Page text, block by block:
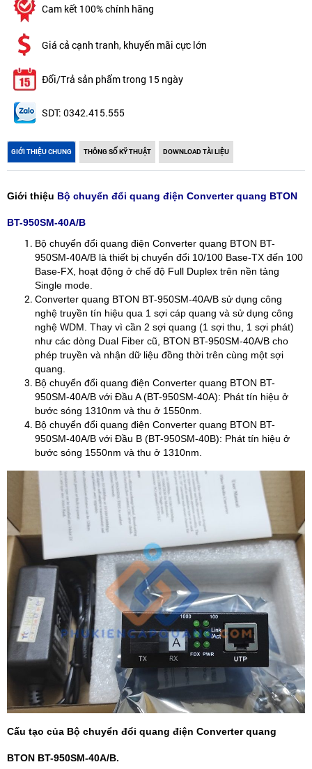
Cam kết 100% chính hãng
Giá cả cạnh tranh, khuyến mãi cực lớn
Đổi/Trả sản phẩm trong 15 ngày
SDT: 0342.415.555
GIỚI THIỆU CHUNG THÔNG SỐ KỸ THUẬT DOWNLOAD TÀI LIỆU
Giới thiệu Bộ chuyển đổi quang điện Converter quang BTON
BT-950SM-40A/B
Bộ chuyển đổi quang điện Converter quang BTON BT-
950SM-40A/B là thiết bị chuyển đổi 10/100 Base-TX đến 100
Base-FX, hoạt động ở chế độ Full Duplex trên nền tảng
Single mode.
Converter quang BTON BT-950SM-40A/B sử dụng công
nghệ truyền tín hiệu qua 1 sợi cáp quang và sử dụng công
nghệ WDM. Thay vì cần 2 sợi quang (1 sợi thu, 1 sợi phát)
như các dòng Dual Fiber cũ, BTON BT-950SM-40A/B cho
phép truyền và nhận dữ liệu đồng thời trên cùng một sợi
quang.
Bộ chuyển đổi quang điện Converter quang BTON BT-
950SM-40A/B với Đầu A (BT-950SM-40A): Phát tín hiệu ở
bước sóng 1310nm và thu ở 1550nm.
Bộ chuyển đổi quang điện Converter quang BTON BT-
950SM-40A/B với Đầu B (BT-950SM-40B): Phát tín hiệu ở
bước sóng 1550nm và thu ở 1310nm.
Cấu tạo của Bộ chuyển đổi quang điện Converter quang
BTON BT-950SM-40A/B.